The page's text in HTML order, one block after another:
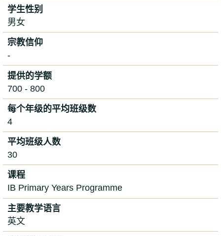
学生性别
男女
宗教信仰
-
提供的学额
700 - 800
每个年级的平均班级数
4
平均班级人数
30
课程
IB Primary Years Programme
主要教学语言
英文